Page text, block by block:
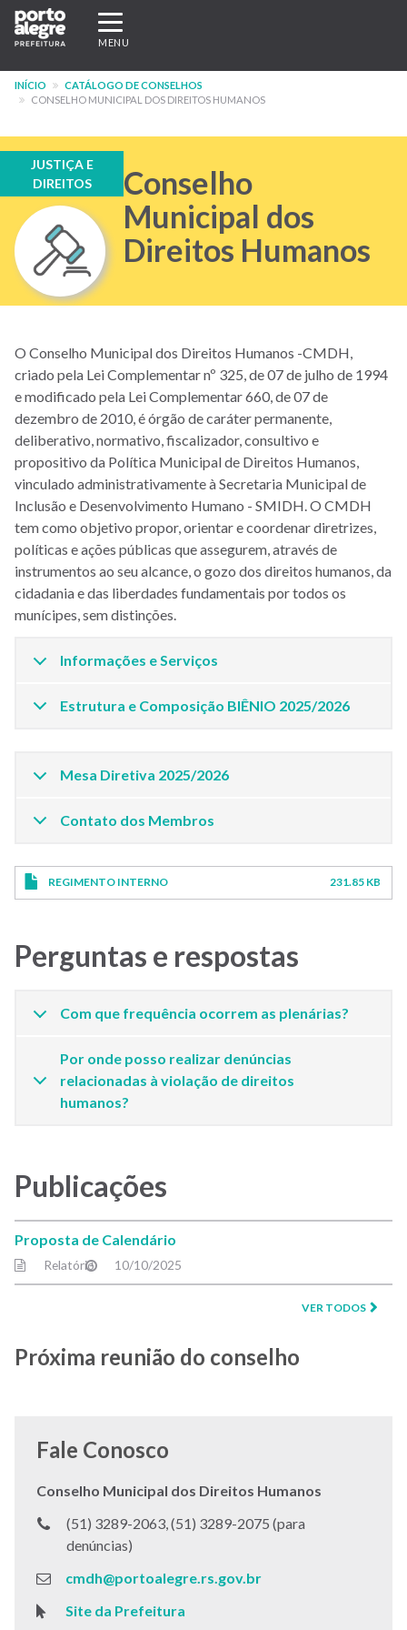
Pular
para
conteúdo
principal
Expandir/recolher
navegação
MENU
INÍCIO
CATÁLOGO DE CONSELHOS
CONSELHO MUNICIPAL DOS DIREITOS HUMANOS
JUSTIÇA E
DIREITOS
Conselho
Municipal dos
Direitos Humanos
O Conselho Municipal dos Direitos Humanos -CMDH,
criado pela Lei Complementar nº 325, de 07 de julho de 1994
e modificado pela Lei Complementar 660, de 07 de
dezembro de 2010, é órgão de caráter permanente,
deliberativo, normativo, fiscalizador, consultivo e
propositivo da Política Municipal de Direitos Humanos,
vinculado administrativamente àSecretaria Municipal de
Inclusão e Desenvolvimento Humano - SMIDH.O CMDH
tem como objetivo propor, orientar e coordenar diretrizes,
políticas e ações públicas que assegurem, através de
instrumentos ao seu alcance, o gozo dos direitos humanos, da
cidadania e das liberdades fundamentais por todos os
munícipes, sem distinções.
Informações e Serviços
Estrutura e Composição BIÊNIO 2025/2026
Mesa Diretiva 2025/2026
Contato dos Membros
REGIMENTO INTERNO 231.85 KB
Perguntas e respostas
Com que frequência ocorrem as plenárias?
Por onde posso realizar denúncias
relacionadas à violação de direitos
humanos?
Publicações
Proposta de Calendário
Relatório 10/10/2025
VER TODOS
Próxima reunião do conselho
Fale Conosco
Conselho Municipal dos Direitos Humanos
Telefone:(51) 3289-2063, (51) 3289-2075 (para
denúncias)
E-
cmdh@portoalegre.rs.gov.br
Site:
Site da Prefeitura